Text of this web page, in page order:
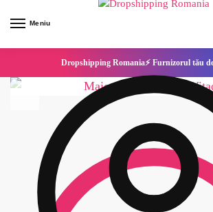
Meniu
Dropshipping Romania⚡ Furnizorul tău